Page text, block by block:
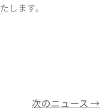
します。
次のニュース→